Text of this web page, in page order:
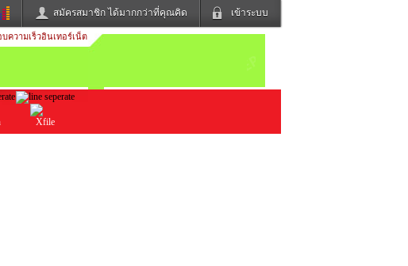
เข้าระบบ
สมัครสมาชิก ได้มากกว่าที่คุณคิด
า
กฮอส
เข้าระบบด้วย User Kapook
Password
ความเร็วอินเทอร์เน็ต